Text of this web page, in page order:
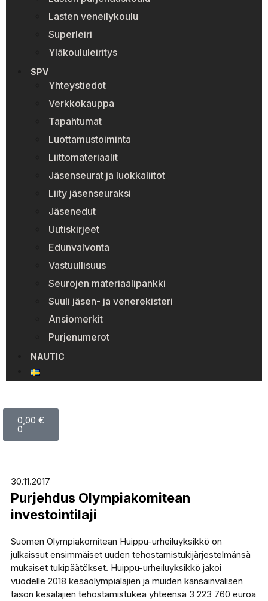
Lasten veneilykoulu
Superleiri
Yläkoululeiritys
SPV
Yhteystiedot
Verkkokauppa
Tapahtumat
Luottamustoiminta
Liittomateriaalit
Jäsenseurat ja luokkaliitot
Liity jäsenseuraksi
Jäsenedut
Uutiskirjeet
Edunvalvonta
Vastuullisuus
Seurojen materiaalipankki
Suuli jäsen- ja venerekisteri
Ansiomerkit
Purjenumerot
NAUTIC
0,00 €
0
30.11.2017
Purjehdus Olympiakomitean
investointilaji
Suomen Olympiakomitean Huippu-urheiluyksikkö on
julkaissut ensimmäiset uuden tehostamistukijärjestelmänsä
mukaiset tukipäätökset. Huippu-urheiluyksikkö jakoi
vuodelle 2018 kesäolympialajien ja muiden kansainvälisen
tason kesälajien tehostamistukea yhteensä 3 223 760 euroa